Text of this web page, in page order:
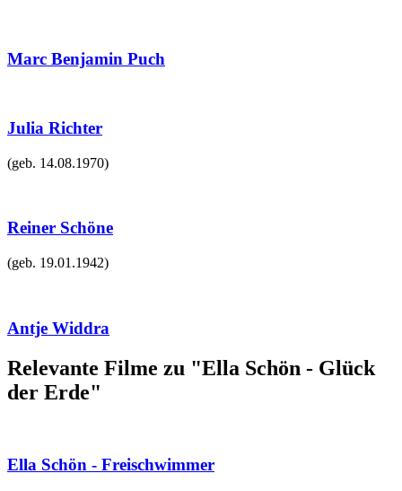
Marc Benjamin Puch
Julia Richter
(geb. 14.08.1970)
Reiner Schöne
(geb. 19.01.1942)
Antje Widdra
Relevante Filme zu "Ella Schön - Glück
der Erde"
Ella Schön - Freischwimmer